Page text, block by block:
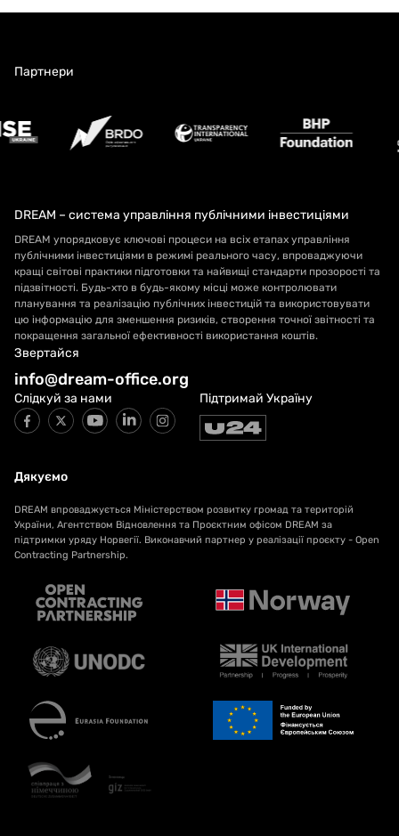
Партнери
DREAM – система управління публічними інвестиціями
DREAM упорядковує ключові процеси на всіх етапах управління
публічними інвестиціями в режимі реального часу, впроваджуючи
кращі світові практики підготовки та найвищі стандарти прозорості та
підзвітності. Будь-хто в будь-якому місці може контролювати
планування та реалізацію публічних інвестицій та використовувати
цю інформацію для зменшення ризиків, створення точної звітності та
покращення загальної ефективності використання коштів.
Звертайся
info@dream-office.org
Слідкуй за нами Підтримай Україну
Дякуємо
DREAM впроваджується Міністерством розвитку громад та територій
України, Агентством Відновлення та Проєктним офісом DREAM за
підтримки уряду Норвегії. Виконавчий партнер у реалізації проєкту - Open
Contracting Partnership.